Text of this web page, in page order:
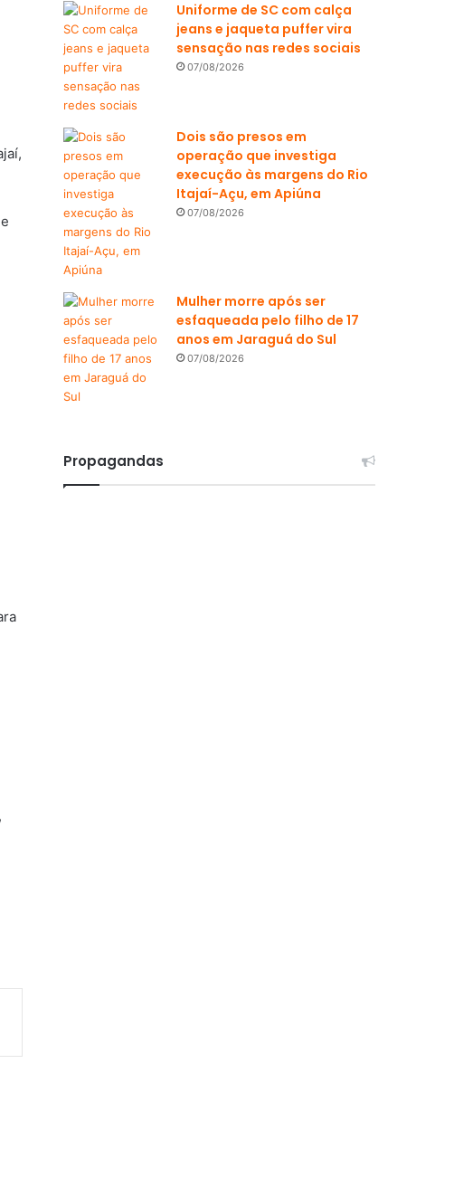
Uniforme de SC com calça
jeans e jaqueta puffer vira
sensação nas redes sociais
07/08/2026
Dois são presos em
operação que investiga
execução às margens do Rio
Itajaí-Açu, em Apiúna
07/08/2026
Mulher morre após ser
esfaqueada pelo filho de 17
anos em Jaraguá do Sul
07/08/2026
Propagandas